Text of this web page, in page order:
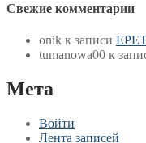
Свежие комментарии
onik к записи
tumanowa00 к
Мета
Войти
Лента записей